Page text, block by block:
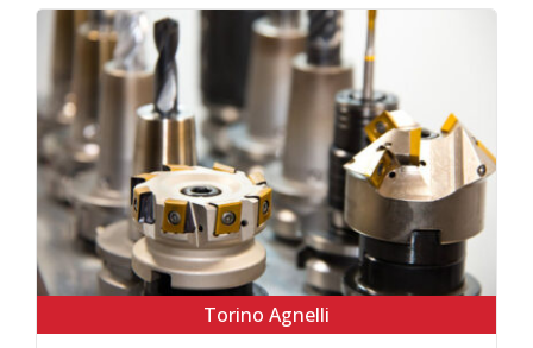
Torino Agnelli